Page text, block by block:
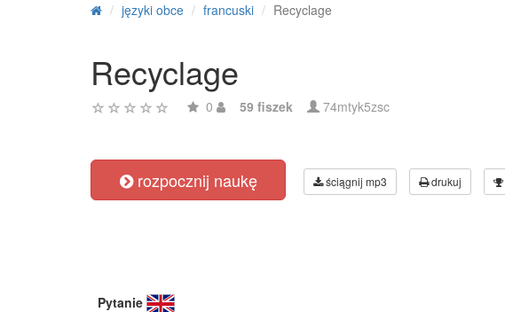
języki obce francuski Recyclage
Recyclage
0 59 fiszek 74mtyk5zsc
rozpocznij naukę ściągnij mp3 drukuj
Pytanie